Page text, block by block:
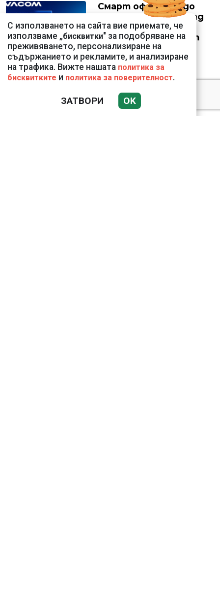
Смарт оферти с до
90% отстъпка за над
150 устройства от
Vivacom през август
Подводни кадри от
Корфу разкриха
С използването на сайта вие приемате, че
използваме „бисквитки" за подобряване на
преживяването, персонализиране на
съдържанието и рекламите, и анализиране
на трафика. Вижте нашата политика за
бисквитките и политика за поверителност.
ЗАТВОРИ OK